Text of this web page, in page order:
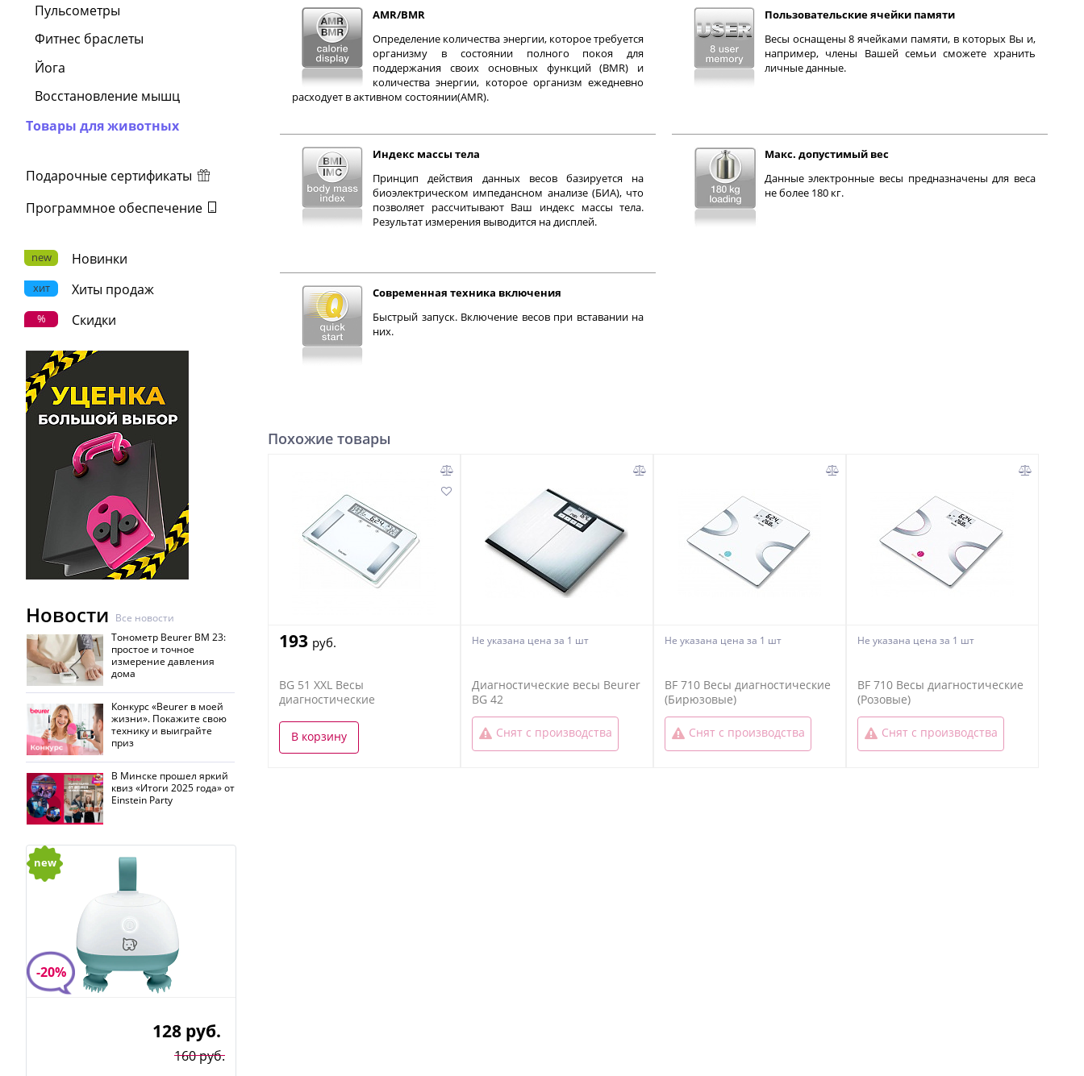
Пульсометры
Фитнес браслеты
Йога
Восстановление мышц
Товары для животных
Подарочные сертификаты
Программное обеспечение
new Новинки
хит Хиты продаж
% Скидки
Новости Все новости
Тонометр Beurer BM 23:
простое и точное
измерение давления
дома
Конкурс «Beurer в моей
жизни». Покажите свою
технику и выиграйте
приз
В Минске прошел яркий
квиз «Итоги 2025 года» от
Einstein Party
new
-20%
128 руб.
160 руб.
AMR/BMR
Определение количества энергии, которое требуется
организму в состоянии полного покоя для
поддержания своих основных функций (BMR) и
количества энергии, которое организм ежедневно
расходует в активном состоянии(AMR).
Пользовательские ячейки памяти
Весы оснащены 8 ячейками памяти, в которых Вы и,
например, члены Вашей семьи сможете хранить
личные данные.
Индекс массы тела
Принцип действия данных весов базируется на
биоэлектрическом импедансном анализе (БИА), что
позволяет рассчитывают Ваш индекс массы тела.
Результат измерения выводится на дисплей.
Макс. допустимый вес
Данные электронные весы предназначены для веса
не более 180 кг.
Современная техника включения
Быстрый запуск. Включение весов при вставании на
них.
Похожие товары
193 руб.
BG 51 XXL Весы
диагностические
В корзину
Не указана цена за 1 шт
Диагностические весы Beurer
BG 42
Снят с производства
Не указана цена за 1 шт
BF 710 Весы диагностические
(Бирюзовые)
Снят с производства
Не указана цена за 1 шт
BF 710 Весы диагностические
(Розовые)
Снят с производства